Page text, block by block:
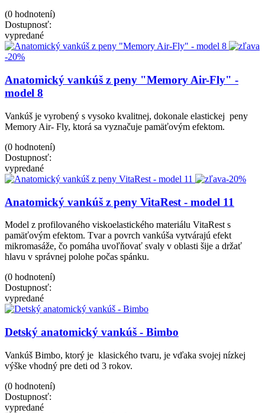
(0 hodnotení)
Dostupnosť:
vypredané
-20%
Anatomický vankúš z peny "Memory Air-Fly" -
model 8
Vankúš je vyrobený s vysoko kvalitnej, dokonale elastickej peny
Memory Air- Fly, ktorá sa vyznačuje pamäťovým efektom.
(0 hodnotení)
Dostupnosť:
vypredané
-20%
Anatomický vankúš z peny VitaRest - model 11
Model z profilovaného viskoelastického materiálu VitaRest s
pamäťovým efektom. Tvar a povrch vankúša vytvárajú efekt
mikromasáže, čo pomáha uvoľňovať svaly v oblasti šije a držať
hlavu v správnej polohe počas spánku.
(0 hodnotení)
Dostupnosť:
vypredané
Detský anatomický vankúš - Bimbo
Vankúš Bimbo, ktorý je klasického tvaru, je vďaka svojej nízkej
výške vhodný pre deti od 3 rokov.
(0 hodnotení)
Dostupnosť:
vypredané